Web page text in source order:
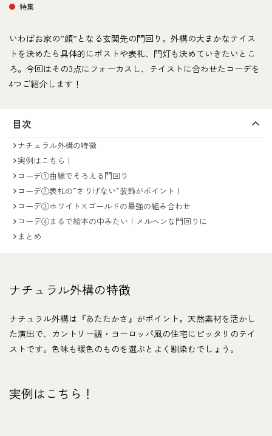
特集
いわばお家の”顔”となる玄関先の門回り。外構の大まかなテイス
トを決めたら具体的にポストや表札、門灯も決めていきたいとこ
ろ。今回はその3点にフォーカスし、テイストに合わせたコーデを
4つご紹介します！
目次
ナチュラル外構の特徴
実例はこちら！
コーデ①曲線でそろえる門回り
コーデ②表札の”さりげない”装飾がポイント！
コーデ③ホワイト×ゴールドの最強の組み合わせ
コーデ④まるで絵本の中みたい！メルヘンな門回りに
まとめ
ナチュラル外構の特徴
ナチュラル外構は『あたたかさ』がポイント。天然素材を活かし
た演出で、カントリー調・ヨーロッパ風の住宅にピッタリのテイ
ストです。色味も暖色のものを選ぶとよく馴染むでしょう。
実例はこちら！